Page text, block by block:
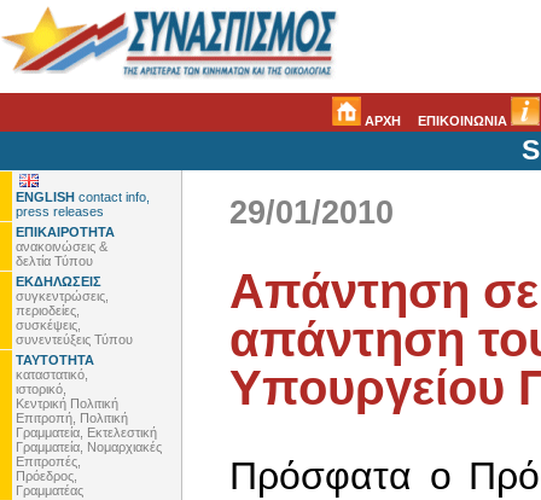
ΑΡΧΗ ΕΠΙΚΟΙΝΩΝΙΑ
ENGLISH contact info,
press releases
ΕΠΙΚΑΙΡΟΤΗΤΑ
ανακοινώσεις &
δελτία Τύπου
ΕΚΔΗΛΩΣΕΙΣ
συγκεντρώσεις,
περιοδείες,
συσκέψεις,
συνεντεύξεις Τύπου
ΤΑΥΤΟΤΗΤΑ
καταστατικό,
ιστορικό,
Κεντρική Πολιτική
Επιτροπή, Πολιτική
Γραμματεία, Εκτελεστική
Γραμματεία, Νομαρχιακές
Επιτροπές,
Πρόεδρος,
Γραμματέας
29/01/2010
Απάντηση
απάντηση
Υπουργείου
Πρόσφατα ο